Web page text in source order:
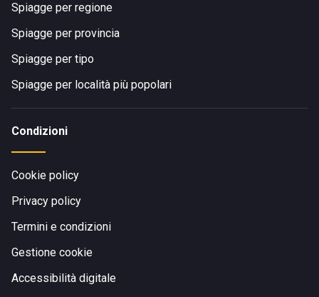
Spiagge per regione
Spiagge per provincia
Spiagge per tipo
Spiagge per località più popolari
Condizioni
Cookie policy
Privacy policy
Termini e condizioni
Gestione cookie
Accessibilità digitale